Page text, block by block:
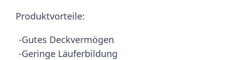
Produktvorteile:
-Gutes Deckvermögen
-Geringe Läuferbildung